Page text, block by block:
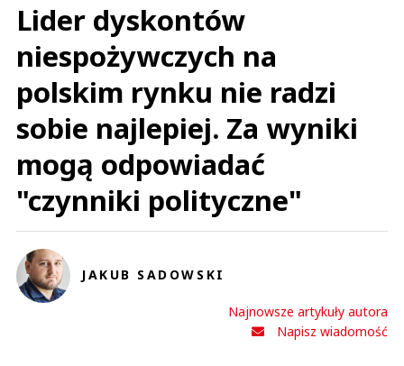
Lider dyskontów
niespożywczych na
polskim rynku nie radzi
sobie najlepiej. Za wyniki
mogą odpowiadać
"czynniki polityczne"
JAKUB SADOWSKI
Najnowsze artykuły autora
Napisz wiadomość